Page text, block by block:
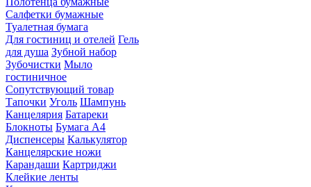
Салфетки бумажные
Туалетная бумага
Для гостиниц и отелей Гель
для душа Зубной набор
Зубочистки Мыло
гостиничное
Сопутствующий товар
Тапочки Уголь Шампунь
Канцелярия Батареки
Блокноты Бумага А4
Диспенсеры Калькулятор
Канцелярские ножи
Карандаши Картриджи
Клейкие ленты